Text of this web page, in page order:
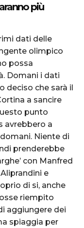
più
dati delle
olimpico
possa
Domani i dati
deciso che sarà il
a sancire
punto
avrebbero a
Niente di
prenderebbe
con Manfred
e
di si, anche
riempito
aggiungere dei
spiaggia per